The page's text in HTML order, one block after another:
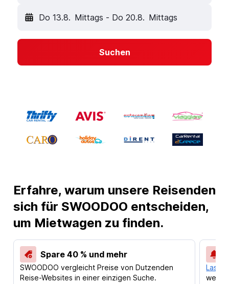
Do 13.8. Mittags - Do 20.8. Mittags
Suchen
Erfahre, warum unsere Reisenden
sich für SWOODOO entscheiden,
um Mietwagen zu finden.
Spare 40 % und mehr
SWOODOO vergleicht Preise von Dutzenden
Reise-Websites in einer einzigen Suche.
Lass